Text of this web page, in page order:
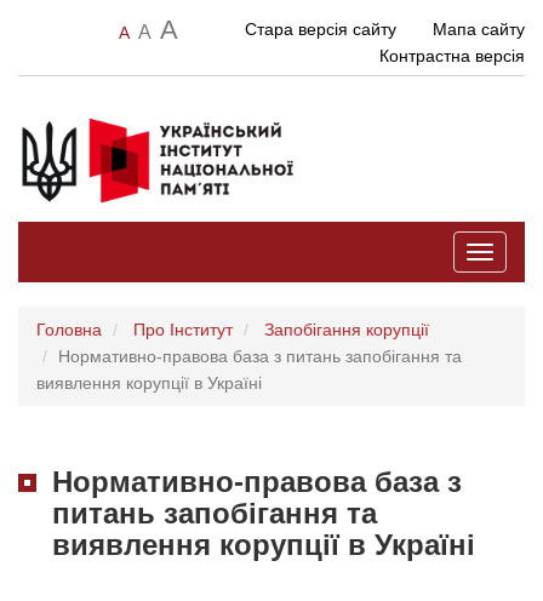
A A A Стара версія сайту
Мапа сайту
Контрастна версія
Toggle
Головна Про Інститут
Запобігання корупції
Нормативно-правова база з питань запобігання та
виявлення корупції в Україні
Нормативно-правова база з
питань запобігання та
виявлення корупції в Україні